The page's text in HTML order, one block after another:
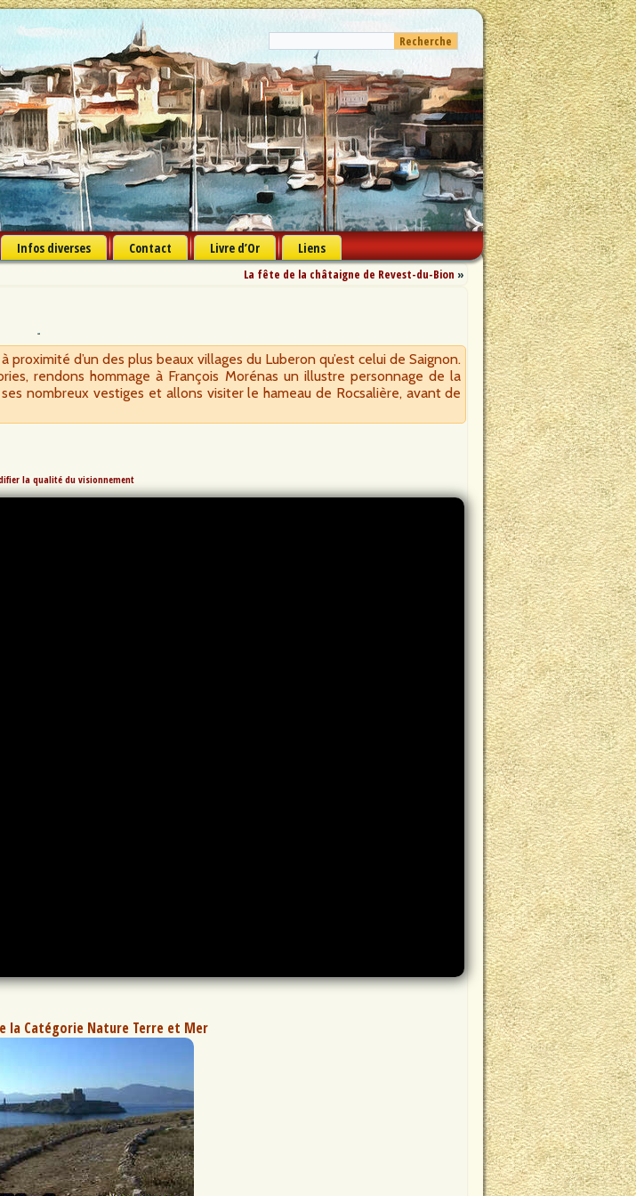
Infos diverses Contact Livre d’Or Liens
La fête de la châtaigne de Revest-du-Bion »
d’un des plus beaux villages du Luberon qu’est celui de Saignon.
rendons hommage à François Morénas un illustre personnage de la
nombreux vestiges et allons visiter le hameau de Rocsalière, avant de
la qualité du visionnement
la Catégorie Nature Terre et Mer